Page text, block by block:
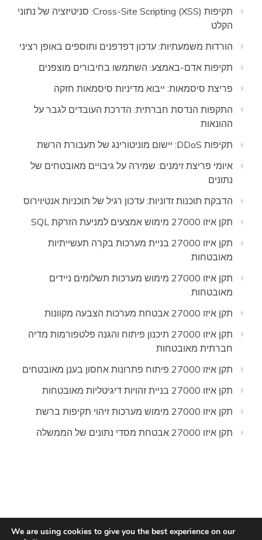
תקיפות Cross-Site Scripting (XSS): סניטיזציה של נתוני
הקלט
הורדות משמעתיות: עדכון דפדפנים ותוספים באופן רציני
תקיפות אדם-באמצע: השתמשו בחיבורים מוצפנים
פריצת סיסמאות: ייבוא מדיניות סיסמאות חזקה
התקפות הנדסת חברתית: הדרכת העובדים לגבר על
ההונאות
תקיפות DDoS: יישום מוניטורינג של תעבורת הרשת
איומי פריצת זימנים: שמירה על גיבויים מאובטחים של
נתונים
הדבקת תוכנות זדוניות: עדכון רגיל של תוכניות אנטיוירוס
תקן איזו 27000 מימוש אמצעים למניעת הזרקת SQL
תקן איזו 27000 בניית מערכות בקרה תעשייתיות
מאובטחות
תקן איזו 27000 מימוש מערכות תשלומים ניידים
מאובטחות
תקן איזו 27000 אבטחת מערכות הצבעה מקוונות
תקן איזו 27000 תיכנון פיתוח והגנה פלטפורמות מדיה
חברתית מאובטחות
תקן איזו 27000 פיתוח פתרונות אחסון בענן מאובטחים
תקן איזו 27000 בניית זהויות דיגיטליות מאובטחות
תקן איזו 27000 מימוש מערכות זיהוי תקיפות ברשת
תקן איזו 27000 אבטחת מסדי נתונים של הממשלה
We are using cookies to give you the best experience on our